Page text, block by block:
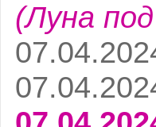
(Луна